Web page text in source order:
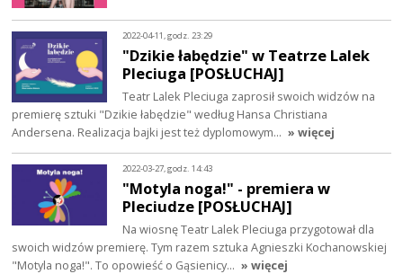
2022-04-11, godz. 23:29
"Dzikie łabędzie" w Teatrze Lalek
Pleciuga [POSŁUCHAJ]
Teatr Lalek Pleciuga zaprosił swoich widzów na
premierę sztuki "Dzikie łabędzie" według Hansa Christiana
Andersena. Realizacja bajki jest też dyplomowym… » więcej
2022-03-27, godz. 14:43
"Motyla noga!" - premiera w
Pleciudze [POSŁUCHAJ]
Na wiosnę Teatr Lalek Pleciuga przygotował dla
swoich widzów premierę. Tym razem sztuka Agnieszki Kochanowskiej
"Motyla noga!". To opowieść o Gąsienicy… » więcej